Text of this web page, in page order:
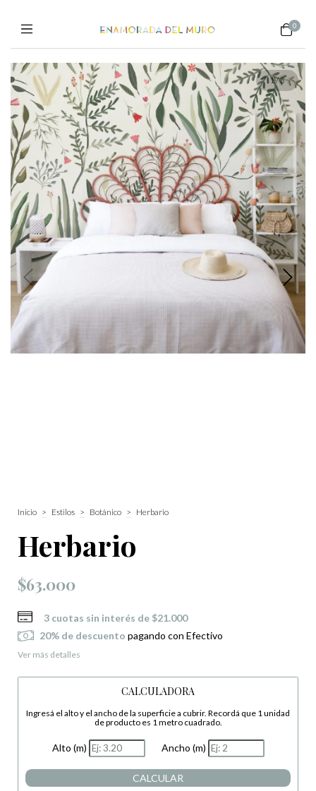
0
1/3
Inicio > Estilos > Botánico > Herbario
Herbario
$63.000
3 cuotas sin interés de $21.000
20% de descuento pagando con Efectivo
Ver más detalles
CALCULADORA
Ingresá el alto y el ancho de la superficie a cubrir. Recordá que 1 unidad
de producto es 1 metro cuadrado.
Alto (m) Ancho (m)
CALCULAR